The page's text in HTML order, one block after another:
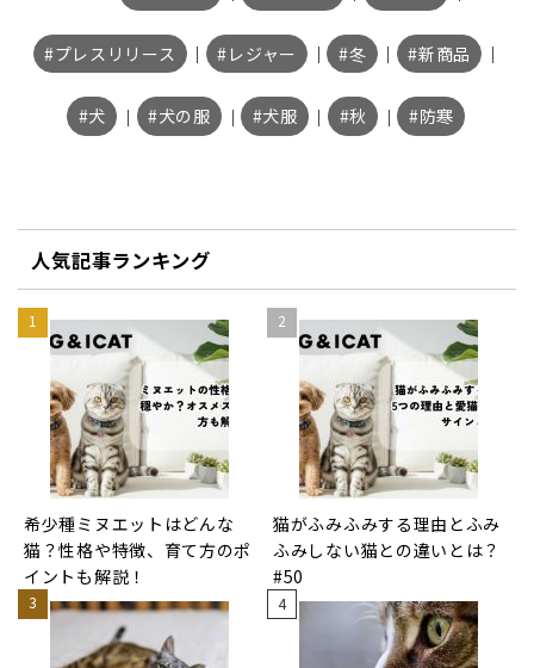
プレスリリース ｜ レジャー ｜ 冬 ｜ 新商品 ｜
犬 ｜ 犬の服 ｜ 犬服 ｜ 秋 ｜ 防寒
人気記事ランキング
希少種ミヌエットはどんな
猫？性格や特徴、育て方のポ
イントも解説！
猫がふみふみする理由とふみ
ふみしない猫との違いとは？
#50